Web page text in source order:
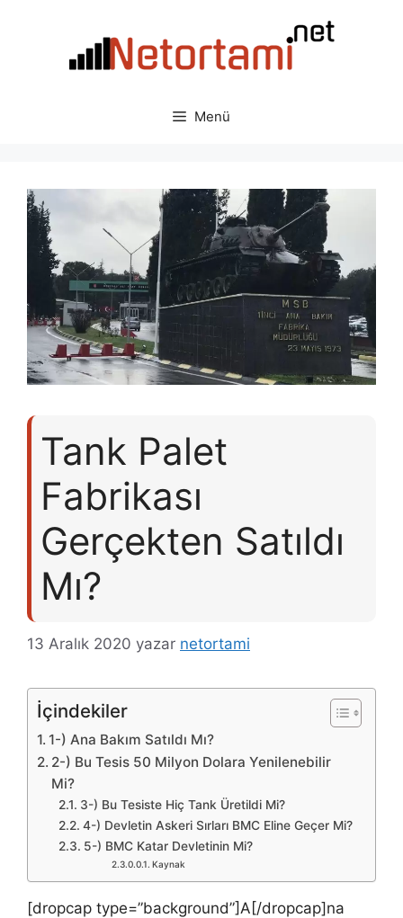
Menü
Tank Palet
Fabrikası
Gerçekten Satıldı
Mı?
13 Aralık 2020 yazar netortami
İçindekiler
1-) Ana Bakım Satıldı Mı?
2-) Bu Tesis 50 Milyon Dolara Yenilenebilir
Mi?
3-) Bu Tesiste Hiç Tank Üretildi Mi?
4-) Devletin Askeri Sırları BMC Eline Geçer Mi?
5-) BMC Katar Devletinin Mi?
Kaynak
[dropcap type=”background”]A[/dropcap]na